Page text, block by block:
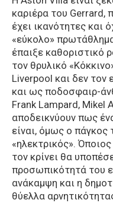
καριέρα του Gerrard,
έχει ικανότητες και
«εύκολο»
έπαιξε καθοριστικό
τον θρυλικό
Liverpool και δεν τον
και ως ποδοσφαιρ-
Frank Lampard, Mikel
αποδεικνύουν πως
είναι, όμως ο πάγκος
«ηλεκτρικός».
τον κρίνει θα
προσωπικότητά του
ανάκαμψη και η
θύελλα